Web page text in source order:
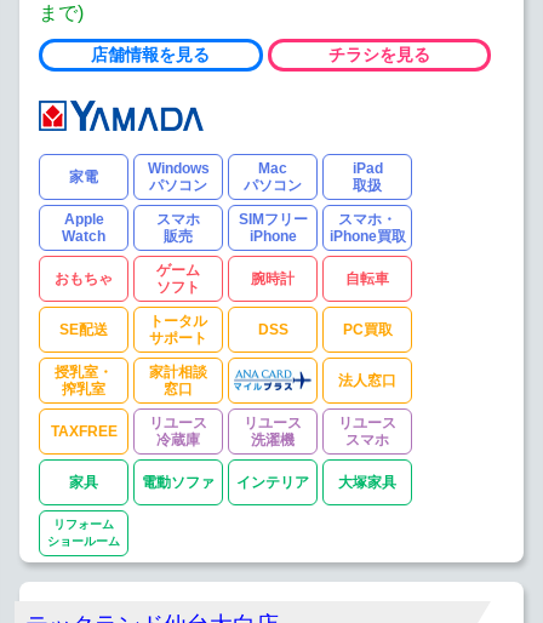
まで)
店舗情報を見る チラシを見る
家電
Windows
パソコン
Mac
パソコン
iPad
取扱
Apple
Watch
スマホ
販売
SIMフリー
iPhone
スマホ・
iPhone買取
おもちゃ
ゲーム
ソフト
腕時計 自転車
SE配送
トータル
サポート
DSS PC買取
授乳室・
搾乳室
家計相談
窓口
法人窓口
TAXFREE
リユース
冷蔵庫
リユース
洗濯機
リユース
スマホ
家具 電動ソファ インテリア 大塚家具
リフォーム
ショールーム